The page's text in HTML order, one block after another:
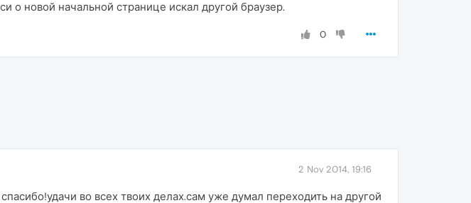
о новой начальной странице искал другой браузер.
0
2 Nov 2014, 19:16
во всех твоих делах.сам уже думал переходить на другой